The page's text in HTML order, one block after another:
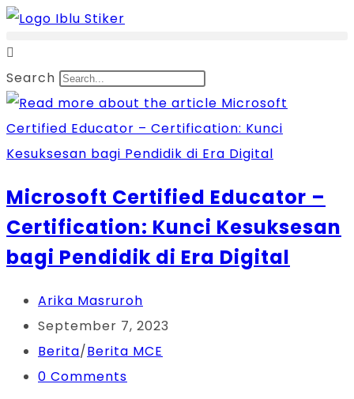
Skip
to
content
Search
Microsoft Certified Educator –
Certification: Kunci Kesuksesan
bagi Pendidik di Era Digital
Post
author:
Arika Masruroh
Post
published:
September 7, 2023
Post
category:
Berita/Berita MCE
Post
0 Comments